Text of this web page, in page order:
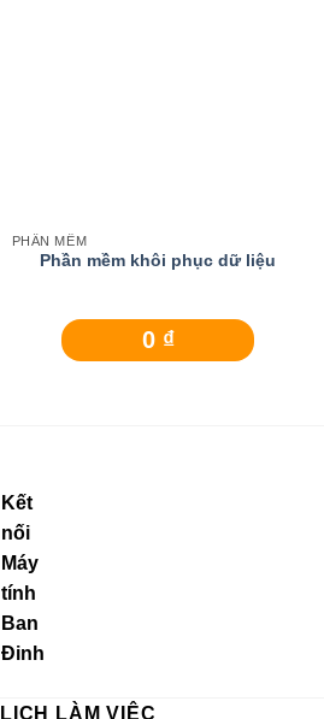
PHẦN MỀM
Phần mềm khôi phục dữ liệu
0 ₫
Kết
nối
Máy
tính
Ban
Đinh
LỊCH LÀM VIỆC